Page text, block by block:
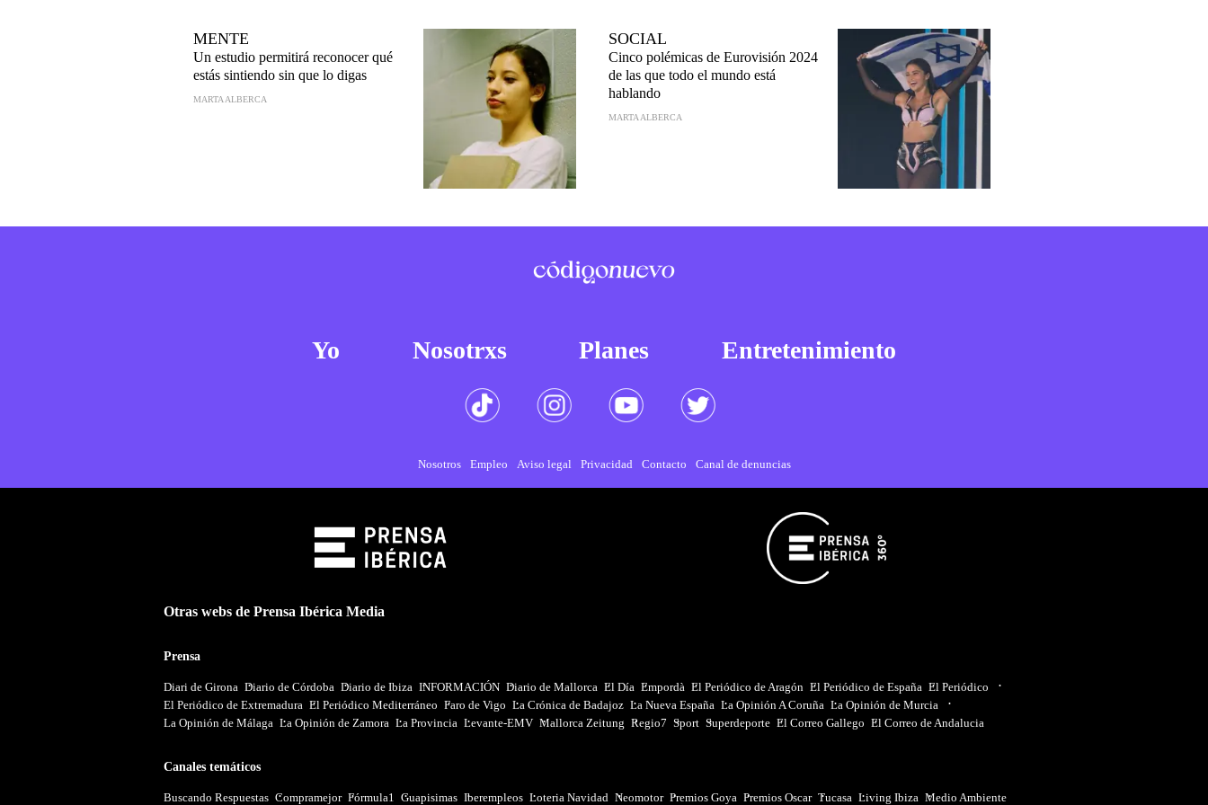
MENTE
Un estudio permitirá reconocer qué
estás sintiendo sin que lo digas
MARTA ALBERCA
SOCIAL
Cinco polémicas de Eurovisión 2024
de las que todo el mundo está
hablando
MARTA ALBERCA
Yo Nosotrxs Planes Entretenimiento
Nosotros Empleo Aviso legal Privacidad Contacto Canal de denuncias
Otras webs de Prensa Ibérica Media
Prensa
Diari de Girona Diario de Córdoba Diario de Ibiza INFORMACIÓN Diario de Mallorca El Día Empordà El Periódico de Aragón El Periódico de España El Periódico
El Periódico de Extremadura El Periódico Mediterráneo Faro de Vigo La Crónica de Badajoz La Nueva España La Opinión A Coruña La Opinión de Murcia
La Opinión de Málaga La Opinión de Zamora La Provincia Levante-EMV Mallorca Zeitung Regio7 Sport Superdeporte El Correo Gallego El Correo de Andalucia
Canales temáticos
Buscando Respuestas Compramejor Fórmula1 Guapisimas Iberempleos Loteria Navidad Neomotor Premios Goya Premios Oscar Tucasa Living Ibiza Medio Ambiente